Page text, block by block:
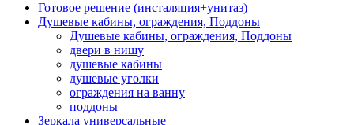
Готовое решение (инсталяция+унитаз)
Душевые кабины, ограждения, Поддоны
Душевые кабины, ограждения, Поддоны
двери в нишу
душевые кабины
душевые уголки
ограждения на ванну
поддоны
Зеркала универсальные